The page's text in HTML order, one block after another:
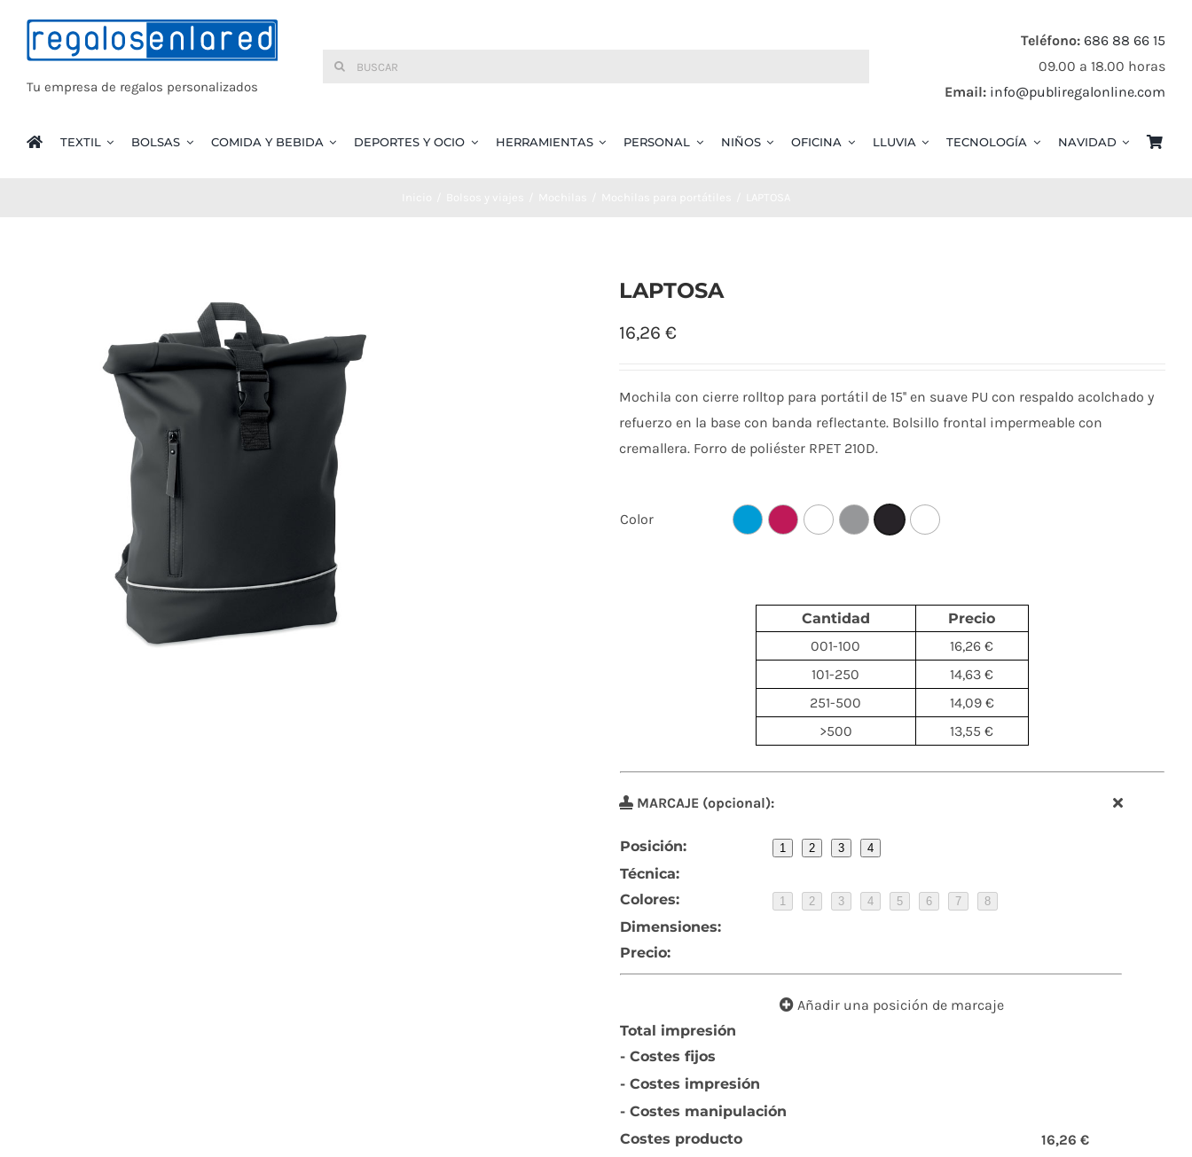
contenido
Tu empresa de regalos personalizados
Buscar:
Teléfono: 686 88 66 15
09.00 a 18.00 horas
Email: info@publiregalonline.com
TEXTIL BOLSAS COMIDA Y BEBIDA DEPORTES Y OCIO HERRAMIENTAS PERSONAL NIÑOS OFICINA LLUVIA TECNOLOGÍA NAVIDAD
LAPTOSA
16,26 €
Mochila con cierre rolltop para portátil de 15'' en suave PU con respaldo acolchado y
refuerzo en la base con banda reflectante. Bolsillo frontal impermeable con
cremallera. Forro de poliéster RPET 210D.
Color
Cantidad
Precio
001-100
16,26 €
101-250
14,63 €
251-500
14,09 €
>500
13,55 €
MARCAJE (opcional):
Posición: 1 2 3 4
Técnica:
Colores:
1 2 3 4 5 6 7 8
Dimensiones:
Precio:
Añadir una posición de marcaje
Total impresión
- Costes fijos
- Costes impresión
- Costes manipulación
Costes producto
16,26 €